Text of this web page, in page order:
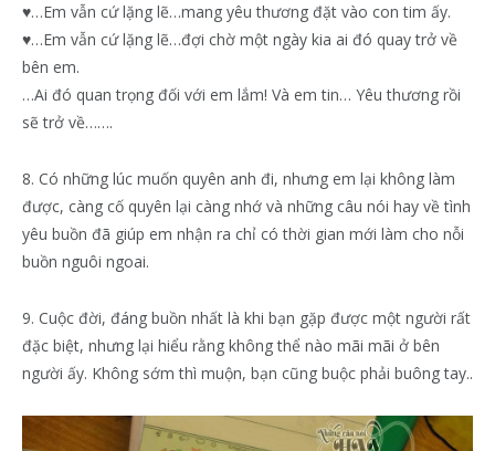
♥…Em vẫn cứ lặng lẽ…mang yêu thương đặt vào con tim ấy.
♥…Em vẫn cứ lặng lẽ…đợi chờ một ngày kia ai đó quay trở về
bên em.
…Ai đó quan trọng đối với em lắm! Và em tin… Yêu thương rồi
sẽ trở về…….
8. Có những lúc muốn quyên anh đi, nhưng em lại không làm
được, càng cố quyên lại càng nhớ và những câu nói hay về tình
yêu buồn đã giúp em nhận ra chỉ có thời gian mới làm cho nỗi
buồn nguôi ngoai.
9. Cuộc đời, đáng buồn nhất là khi bạn gặp được một người rất
đặc biệt, nhưng lại hiểu rằng không thể nào mãi mãi ở bên
người ấy. Không sớm thì muộn, bạn cũng buộc phải buông tay..